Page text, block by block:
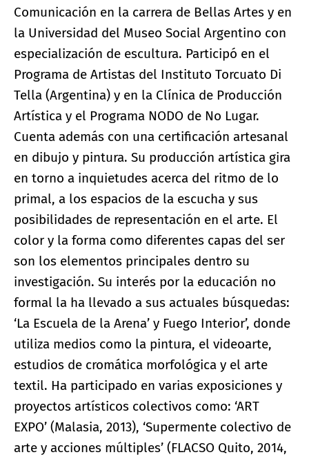
Comunicación en la carrera de Bellas Artes y en
la Universidad del Museo Social Argentino con
especialización de escultura. Participó en el
Programa de Artistas del Instituto Torcuato Di
Tella (Argentina) y en la Clínica de Producción
Artística y el Programa NODO de No Lugar.
Cuenta además con una certificación artesanal
en dibujo y pintura. Su producción artística gira
en torno a inquietudes acerca del ritmo de lo
primal, a los espacios de la escucha y sus
posibilidades de representación en el arte. El
color y la forma como diferentes capas del ser
son los elementos principales dentro su
investigación. Su interés por la educación no
formal la ha llevado a sus actuales búsquedas:
‘La Escuela de la Arena’ y Fuego Interior’, donde
utiliza medios como la pintura, el videoarte,
estudios de cromática morfológica y el arte
textil. Ha participado en varias exposiciones y
proyectos artísticos colectivos como: ‘ART
EXPO’ (Malasia, 2013), ‘Supermente colectivo de
arte y acciones múltiples’ (FLACSO Quito, 2014,